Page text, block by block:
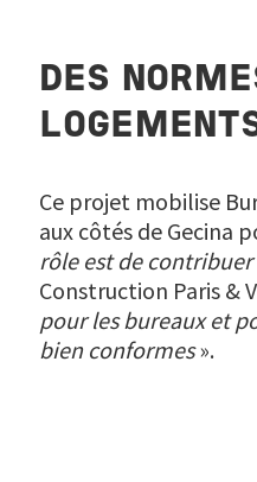
DES
Ce projet mobilise
aux côtés de Gecina
rôle est de
Construction Paris &
pour les bureaux et
bien conformes».